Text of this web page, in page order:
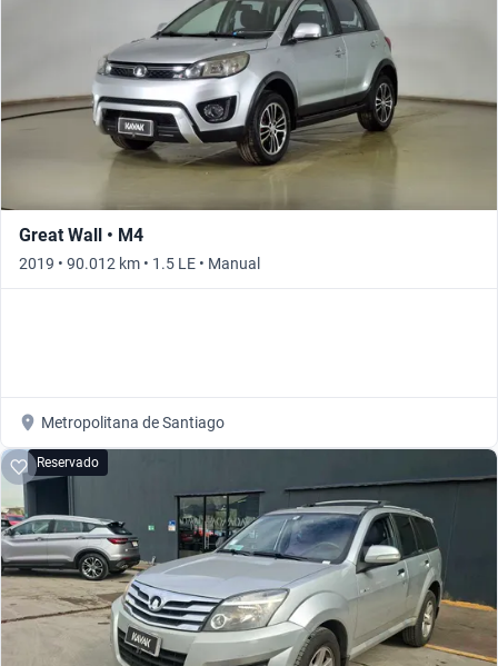
Great Wall • M4
2019 • 90.012 km • 1.5 LE • Manual
Metropolitana de Santiago
Reservado